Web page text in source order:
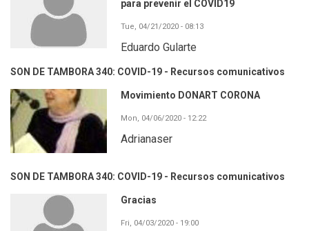
para prevenir el COVID19
Tue, 04/21/2020 - 08:13
Eduardo Gularte
SON DE TAMBORA 340: COVID-19 - Recursos comunicativos
Movimiento DONART CORONA
Mon, 04/06/2020 - 12:22
Adrianaser
SON DE TAMBORA 340: COVID-19 - Recursos comunicativos
Gracias
Fri, 04/03/2020 - 19:00